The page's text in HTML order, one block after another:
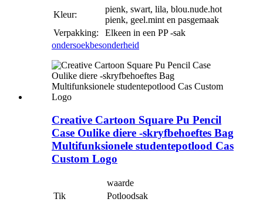
Kleur:
pienk, swart, lila, blou.nude.hot
pienk, geel.mint en pasgemaak
Verpakking:
Elkeen in een PP -sak
ondersoekbesonderheid
Creative Cartoon Square Pu Pencil
Case Oulike diere -skryfbehoeftes Bag
Multifunksionele studentepotlood Cas
Custom Logo
waarde
Tik
Potloodsak